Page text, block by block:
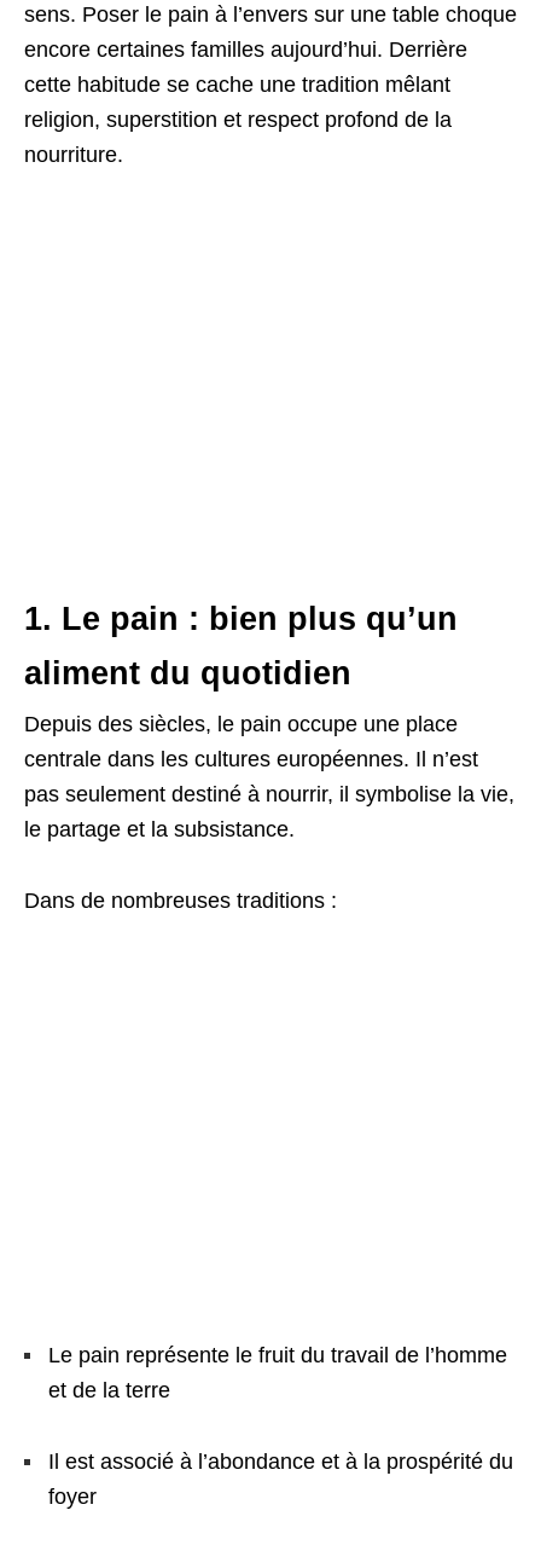
sens. Poser le pain à l’envers sur une table choque
encore certaines familles aujourd’hui. Derrière
cette habitude se cache une tradition mêlant
religion, superstition et respect profond de la
nourriture.
1. Le pain : bien plus qu’un
aliment du quotidien
Depuis des siècles, le pain occupe une place
centrale dans les cultures européennes. Il n’est
pas seulement destiné à nourrir, il symbolise la vie,
le partage et la subsistance.
Dans de nombreuses traditions :
Le pain représente le fruit du travail de l’homme
et de la terre
Il est associé à l’abondance et à la prospérité du
foyer